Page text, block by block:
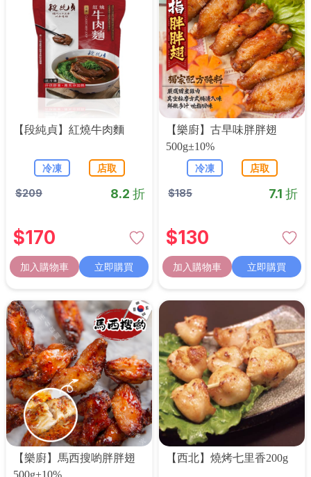
【段純貞】紅燒牛肉麵
冷凍 店取
$209 8.2 折
$170
加入購物車 立即購買
【樂廚】古早味胖胖翅
500g±10%
冷凍
店取
$185 7.1 折
$130
加入購物車 立即購買
【樂廚】馬西搜喲胖胖翅
500g±10%
【西北】燒烤七里香200g